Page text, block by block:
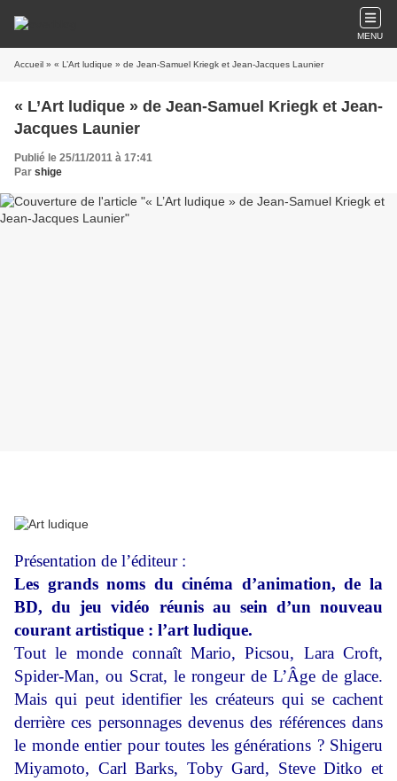
MENU
Accueil » « L’Art ludique » de Jean-Samuel Kriegk et Jean-Jacques Launier
« L’Art ludique » de Jean-Samuel Kriegk et Jean-
Jacques Launier
Publié le 25/11/2011 à 17:41
Par shige
Présentation de l’éditeur :
Les grands noms du cinéma d’animation, de la
BD, du jeu vidéo réunis au sein d’un nouveau
courant artistique : l’art ludique.
Tout le monde connaît Mario, Picsou, Lara Croft,
Spider-Man, ou Scrat, le rongeur de L’Âge de glace.
Mais qui peut identifier les créateurs qui se cachent
derrière ces personnages devenus des références dans
le monde entier pour toutes les générations ? Shigeru
Miyamoto, Carl Barks, Toby Gard, Steve Ditko et